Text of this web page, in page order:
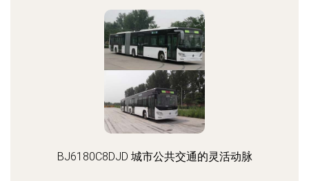
BJ6180C8DJD 城市公共交通的灵活动脉